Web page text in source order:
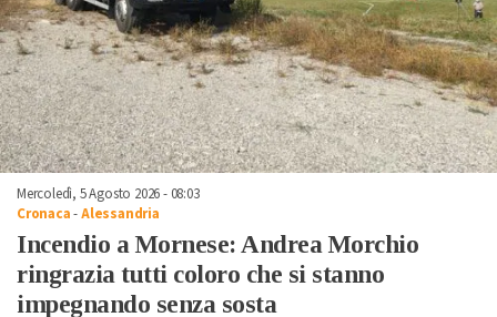
Mercoledì, 5 Agosto 2026 - 08:03
Cronaca-Alessandria
Incendio a Mornese: Andrea Morchio
ringrazia tutti coloro che si stanno
impegnando senza sosta